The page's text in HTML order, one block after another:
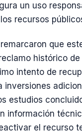
un uso
recursos
que
histórico
intento de
inversiones
estudios
información
el recurso